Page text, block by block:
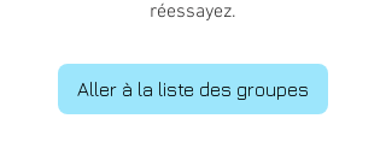
réessayez.
Aller à la liste des groupes